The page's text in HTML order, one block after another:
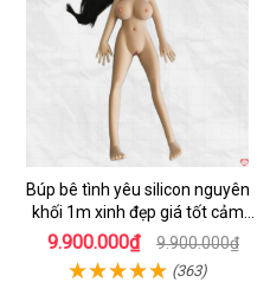
Búp bê tình yêu silicon nguyên
khối 1m xinh đẹp giá tốt cảm
giác thật
9.900.000₫ 9.900.000₫
(363)